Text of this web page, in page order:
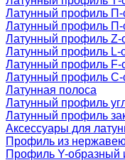
Латунный профиль П-
Латунный профиль П-
Латунный профиль Z-
Латунный профиль L-
Латунный профиль F-
Латунный профиль
Латунная полоса
Латунный профиль
Латунный профиль
Аксессуары для
Профиль из
Профиль Y-образный